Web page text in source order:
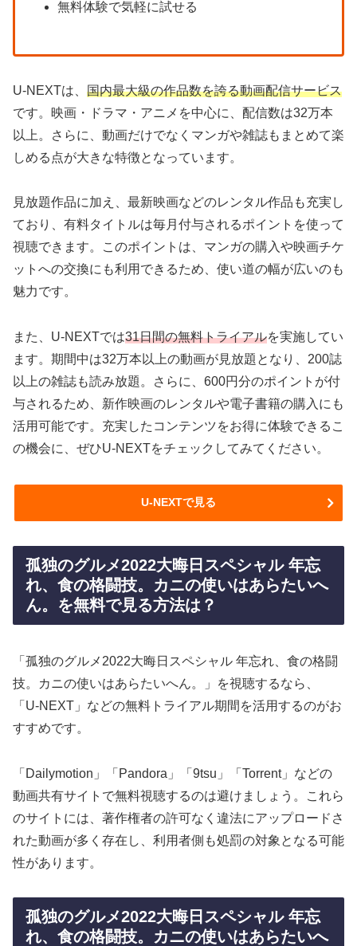
無料体験で気軽に試せる
U-NEXTは、 国内最大級の作品数を誇る動画配信サービス
です。映画・ドラマ・アニメを中心に、配信数は32万本
以上。さらに、動画だけでなくマンガや雑誌もまとめて楽
しめる点が大きな特徴となっています。
見放題作品に加え、最新映画などのレンタル作品も充実し
ており、有料タイトルは毎月付与されるポイントを使って
視聴できます。このポイントは、マンガの購入や映画チケ
ットへの交換にも利用できるため、使い道の幅が広いのも
魅力です。
また、U-NEXTでは31日間の無料トライアルを実施してい
ます。期間中は32万本以上の動画が見放題となり、200誌
以上の雑誌も読み放題。さらに、600円分のポイントが付
与されるため、新作映画のレンタルや電子書籍の購入にも
活用可能です。充実したコンテンツをお得に体験できるこ
の機会に、ぜひU-NEXTをチェックしてみてください。
U-NEXTで見る
孤独のグルメ2022大晦日スペシャル 年忘
れ、食の格闘技。カニの使いはあらたいへ
ん。を無料で見る方法は？
「孤独のグルメ2022大晦日スペシャル 年忘れ、食の格闘
技。カニの使いはあらたいへん。」を視聴するなら、
「U-NEXT」などの無料トライアル期間を活用するのがお
すすめです。
「Dailymotion」「Pandora」「9tsu」「Torrent」などの
動画共有サイトで無料視聴するのは避けましょう。これら
のサイトには、著作権者の許可なく違法にアップロードさ
れた動画が多く存在し、利用者側も処罰の対象となる可能
性があります。
孤独のグルメ2022大晦日スペシャル 年忘
れ、食の格闘技。カニの使いはあらたいへ